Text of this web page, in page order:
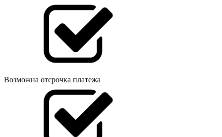
Возможна отсрочка платежа